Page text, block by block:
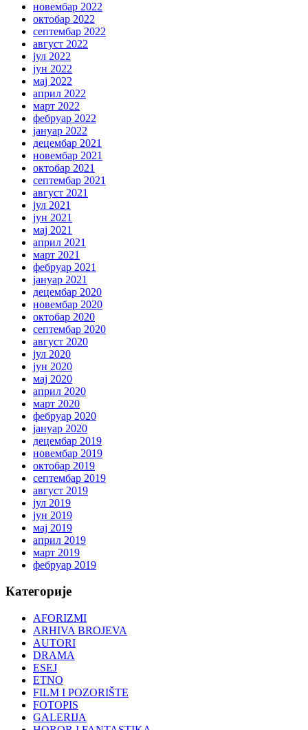
новембар 2022
октобар 2022
септембар 2022
август 2022
јул 2022
јун 2022
мај 2022
април 2022
март 2022
фебруар 2022
јануар 2022
децембар 2021
новембар 2021
октобар 2021
септембар 2021
август 2021
јул 2021
јун 2021
мај 2021
април 2021
март 2021
фебруар 2021
јануар 2021
децембар 2020
новембар 2020
октобар 2020
септембар 2020
август 2020
јул 2020
јун 2020
мај 2020
април 2020
март 2020
фебруар 2020
јануар 2020
децембар 2019
новембар 2019
октобар 2019
септембар 2019
август 2019
јул 2019
јун 2019
мај 2019
април 2019
март 2019
фебруар 2019
Категорије
AFORIZMI
ARHIVA BROJEVA
AUTORI
DRAMA
ESEJ
ETNO
FILM I POZORIŠTE
FOTOPIS
GALERIJA